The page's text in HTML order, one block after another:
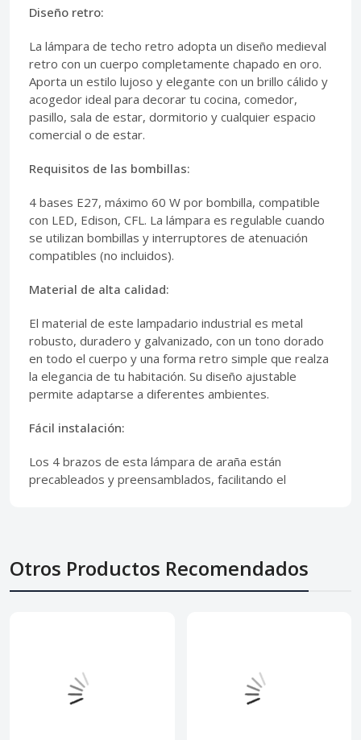
Diseño retro:
La lámpara de techo retro adopta un diseño medieval
retro con un cuerpo completamente chapado en oro.
Aporta un estilo lujoso y elegante con un brillo cálido y
acogedor ideal para decorar tu cocina, comedor,
pasillo, sala de estar, dormitorio y cualquier espacio
comercial o de estar.
Requisitos de las bombillas:
4 bases E27, máximo 60 W por bombilla, compatible
con LED, Edison, CFL. La lámpara es regulable cuando
se utilizan bombillas y interruptores de atenuación
compatibles (no incluidos).
Material de alta calidad:
El material de este lampadario industrial es metal
robusto, duradero y galvanizado, con un tono dorado
en todo el cuerpo y una forma retro simple que realza
la elegancia de tu habitación. Su diseño ajustable
permite adaptarse a diferentes ambientes.
Fácil instalación:
Los 4 brazos de esta lámpara de araña están
precableados y preensamblados, facilitando el
Otros Productos Recomendados